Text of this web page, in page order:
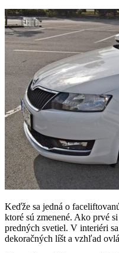
Keďže sa jedná o
ktoré sú zmenené. Ako prvé
predných svetiel. V interiéri
dekoračných líšt a vzhľad